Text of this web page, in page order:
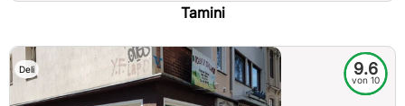
Tamini
Deli 9.6
von 10